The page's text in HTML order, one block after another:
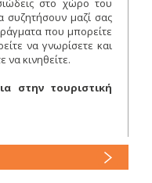
στο χώρο του
συζητήσουν μαζί σας
που μπορείτε
να γνωρίσετε και
να κινηθείτε.
στην τουριστική